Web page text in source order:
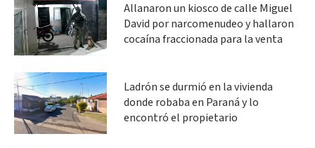
Allanaron un kiosco de calle Miguel
David por narcomenudeo y hallaron
cocaína fraccionada para la venta
Ladrón se durmió en la vivienda
donde robaba en Paraná y lo
encontró el propietario